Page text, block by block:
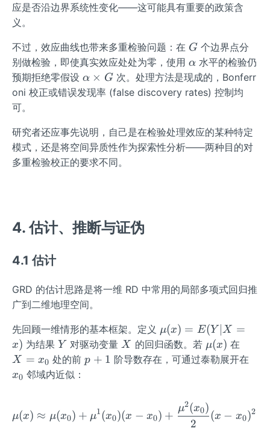
应是否沿边界系统性变化——这可能具有重要的政策含
义。
不过，效应曲线也带来多重检验问题：在 G
G 个边界点分
别做检验，即使真实效应处处为零，使用 \a
lp
h
α 水平的检验仍
预期拒绝零假设 \a
lp
\t
i
m
α × G次。处理方法是现成的，Bonferr
oni 校正或错误发现率 (false discovery rates) 控制均
可。
研究者还应事先说明，自己是在检验处理效应的某种特定
模式，还是将空间异质性作为探索性分析——两种目的对
多重检验校正的要求不同。
4. 估计、推断与证伪
4.1 估计
GRD 的估计思路是将一维 RD 中常用的局部多项式回归推
广到二维地理空间。
先回顾一维情形的基本框架。定义 \m
u
(x)
X
μ(x) = E(Y ∣X =
x) 为结果 Y
Y 对驱动变量X
X 的回归函数。若 \m
u
μ(x) 在
=
X = x0 处的前p
p + 1 阶导数存在，可通过泰勒展开在
x0 邻域内近似：
μ(x) ≈ μ(x0) + μ1(x0)(x − x0) +
2
μ2(x0)
(x − x0)2